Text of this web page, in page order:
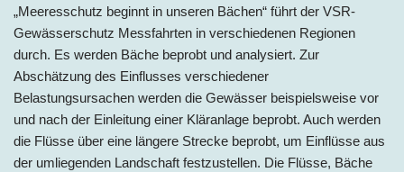
„Meeresschutz beginnt in unseren Bächen“ führt der VSR-
Gewässerschutz Messfahrten in verschiedenen Regionen
durch. Es werden Bäche beprobt und analysiert. Zur
Abschätzung des Einflusses verschiedener
Belastungsursachen werden die Gewässer beispielsweise vor
und nach der Einleitung einer Kläranlage beprobt. Auch werden
die Flüsse über eine längere Strecke beprobt, um Einflüsse aus
der umliegenden Landschaft festzustellen. Die Flüsse, Bäche